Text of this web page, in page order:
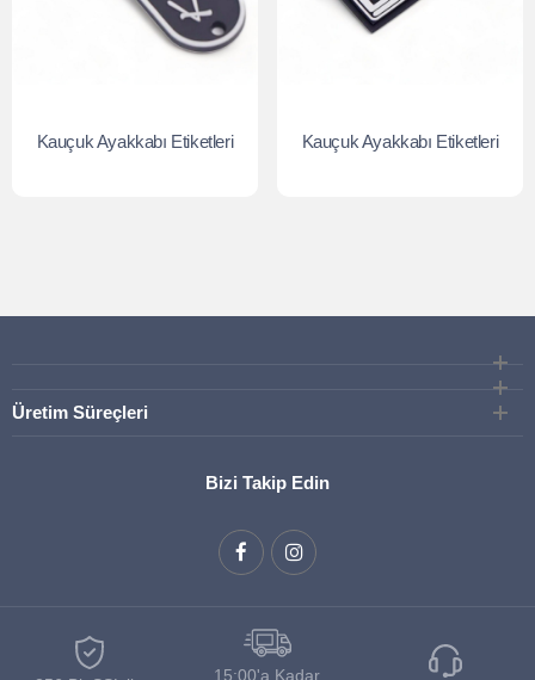
Kauçuk Ayakkabı Etiketleri Kauçuk Ayakkabı Etiketleri
Üretim Süreçleri
Bizi Takip Edin
15:00'a Kadar